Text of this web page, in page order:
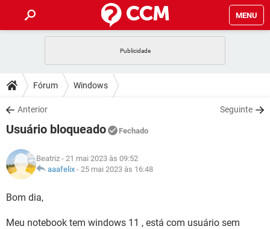
MENU
CELULAR
OUTLOOK
INSTAGRAM GMAIL
GUIA DE COMPRAS
DICAS
JOGOS
INSTAGRAM
GUIA DE COMPRAS
DOWNLOADS
JOGOS WHATSAPP
CELULAR
OUTLOOK EXCEL
JOGOS
CELULAR
OUTLOOK
INSTAGRAM GMAIL
GLOSSÁRIO
Fórum Windows
Anterior Seguinte
Usuário bloqueado Fechado
Beatriz - 21 mai 2023 às 09:52
aaafelix - 25 mai 2023 às 16:48
Bom dia,
Meu notebook tem windows 11 , está com usuário sem